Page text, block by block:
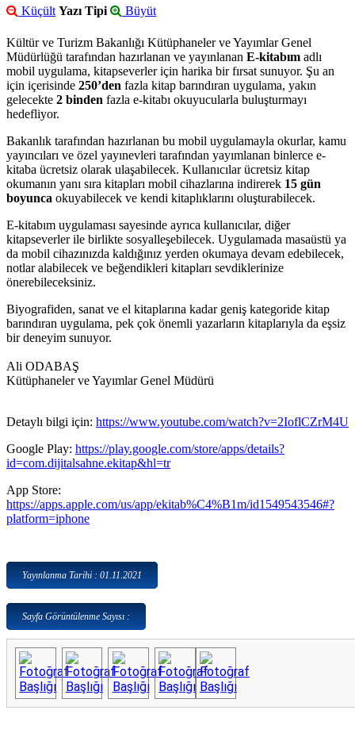
Küçült Yazı Tipi Büyüt
Kültür ve Turizm Bakanlığı Kütüphaneler ve Yayımlar Genel
Müdürlüğü tarafından hazırlanan ve yayınlanan E-kitabım adlı
mobil uygulama, kitapseverler için harika bir fırsat sunuyor. Şu an
için içerisinde 250’den fazla kitap barındıran uygulama, yakın
gelecekte 2 binden fazla e-kitabı okuyucularla buluşturmayı
hedefliyor.
Bakanlık tarafından hazırlanan bu mobil uygulamayla okurlar, kamu
yayıncıları ve özel yayınevleri tarafından yayımlanan binlerce e-
kitaba ücretsiz olarak ulaşabilecek. Kullanıcılar ücretsiz kitap
okumanın yanı sıra kitapları mobil cihazlarına indirerek 15 gün
boyunca okuyabilecek ve kendi kitaplıklarını oluşturabilecek.
E-kitabım uygulaması sayesinde ayrıca kullanıcılar, diğer
kitapseverler ile birlikte sosyalleşebilecek. Uygulamada masaüstü ya
da mobil cihazınızda kaldığınız yerden okumaya devam edebilecek,
notlar alabilecek ve beğendikleri kitapları sevdiklerinize
önerebileceksiniz.
Biyografiden, sanat ve el kitaplarına kadar geniş kategoride kitap
barındıran uygulama, pek çok önemli yazarların kitaplarıyla da eşsiz
bir deneyim sunuyor.
Ali ODABAŞ
Kütüphaneler ve Yayımlar Genel Müdürü
Detaylı bilgi için: https://www.youtube.com/watch?v=2IoflCZrM4U
Google Play: https://play.google.com/store/apps/details?
id=com.dijitalsahne.ekitap&hl=tr
App Store:
https://apps.apple.com/us/app/ekitab%C4%B1m/id1549543546#?
platform=iphone
Yayınlanma Tarihi : 01.11.2021
Sayfa Görüntülenme Sayısı :